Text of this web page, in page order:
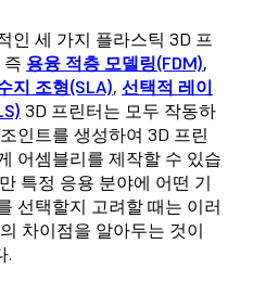
인 세 가지 플라스틱 3D 프
즉 용융 적층 모델링(FDM),
지 조형(SLA), 선택적 레이
3D 프린터는 모두 작동하
인트를 생성하여 3D 프린
어셈블리를 제작할 수 있습
특정 응용 분야에 어떤 기
선택할지 고려할 때는 이러
차이점을 알아두는 것이
.